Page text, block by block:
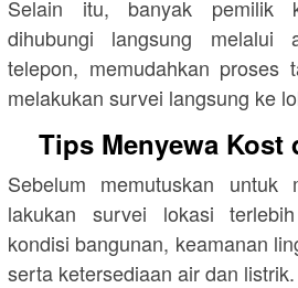
Selain itu, banyak pemilik
dihubungi langsung melalui
telepon, memudahkan proses
melakukan survei langsung ke
Tips Menyewa Kost
Sebelum memutuskan untuk
lakukan survei lokasi
kondisi bangunan, keamanan
serta ketersediaan air dan listrik.